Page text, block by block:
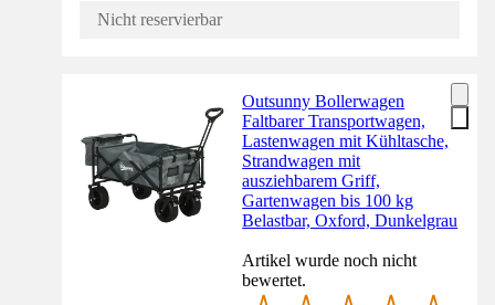
Nicht reservierbar
Outsunny Bollerwagen
Faltbarer Transportwagen,
Lastenwagen mit Kühltasche,
Strandwagen mit
ausziehbarem Griff,
Gartenwagen bis 100 kg
Belastbar, Oxford, Dunkelgrau
Artikel wurde noch nicht
bewertet.